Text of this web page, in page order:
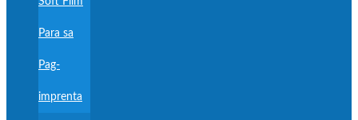
Para sa
Pag-
imprenta